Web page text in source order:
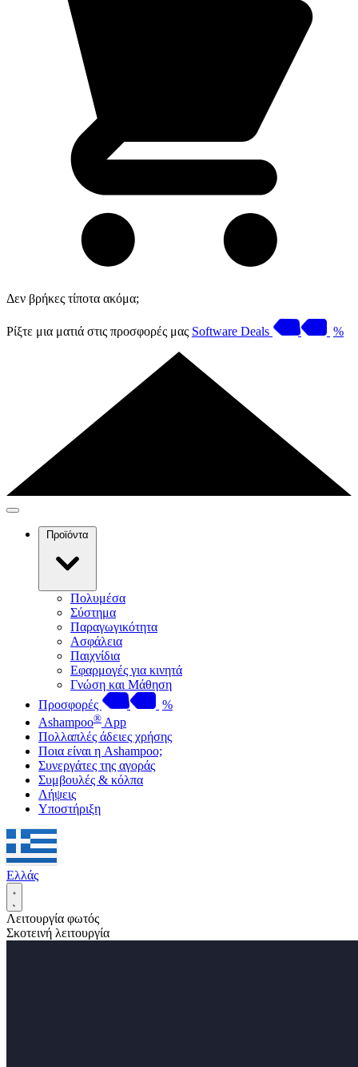
Δεν βρήκες τίποτα ακόμα;
Ρίξτε μια ματιά στις προσφορές μας Software Deals %
Προϊόντα
Πολυμέσα
Σύστημα
Παραγωγικότητα
Ασφάλεια
Παιχνίδια
Εφαρμογές για κινητά
Γνώση και Μάθηση
Προσφορές
%
Ashampoo® App
Πολλαπλές άδειες χρήσης
Ποια είναι η Ashampoo;
Συνεργάτες της αγοράς
Συμβουλές & κόλπα
Λήψεις
Υποστήριξη
Ελλάς
Λειτουργία φωτός
Σκοτεινή λειτουργία